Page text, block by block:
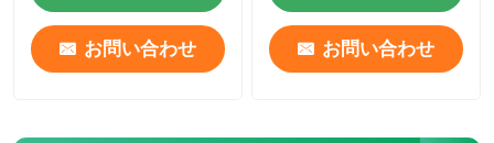
お問い合わせ お問い合わせ